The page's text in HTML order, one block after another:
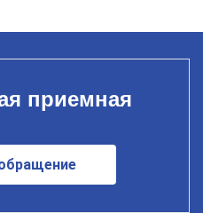
приемная